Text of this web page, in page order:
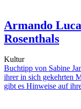
Armando
Rosenthals
Kultur
Buchtipp von Sabine
ihrer in sich gekehrten
gibt es Hinweise auf